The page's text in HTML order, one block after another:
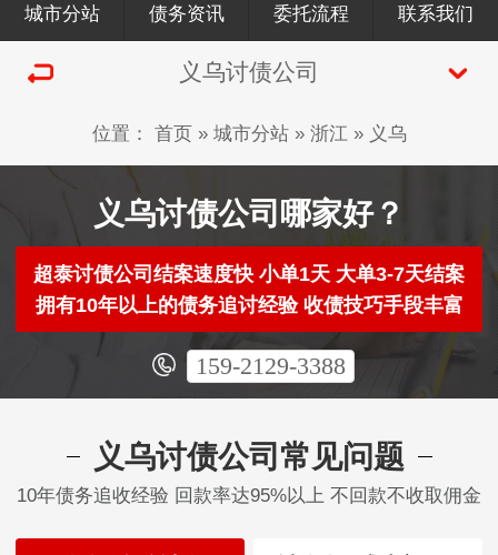
城市分站 债务资讯 委托流程 联系我们
义乌讨债公司
位置： 首页» 城市分站» 浙江» 义乌
义乌讨债公司哪家好？
超泰讨债公司结案速度快 小单1天 大单3-7天结案
拥有10年以上的债务追讨经验 收债技巧手段丰富
159-2129-3388
义乌讨债公司常见问题
10年债务追收经验 回款率达95%以上 不回款不收取佣金